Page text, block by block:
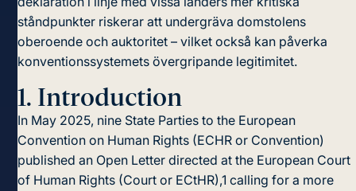
ståndpunkter riskerar att undergräva domstolens
oberoende och auktoritet – vilket också kan påverka
konventionssystemets övergripande legitimitet.
1. Introduction
In May 2025, nine State Parties to the European
Convention on Human Rights (ECHR or Convention)
published an Open Letter directed at the European Court
of Human Rights (Court or ECtHR),1 calling for a more